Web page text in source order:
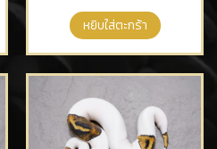
หยิบใส่ตะกร้า